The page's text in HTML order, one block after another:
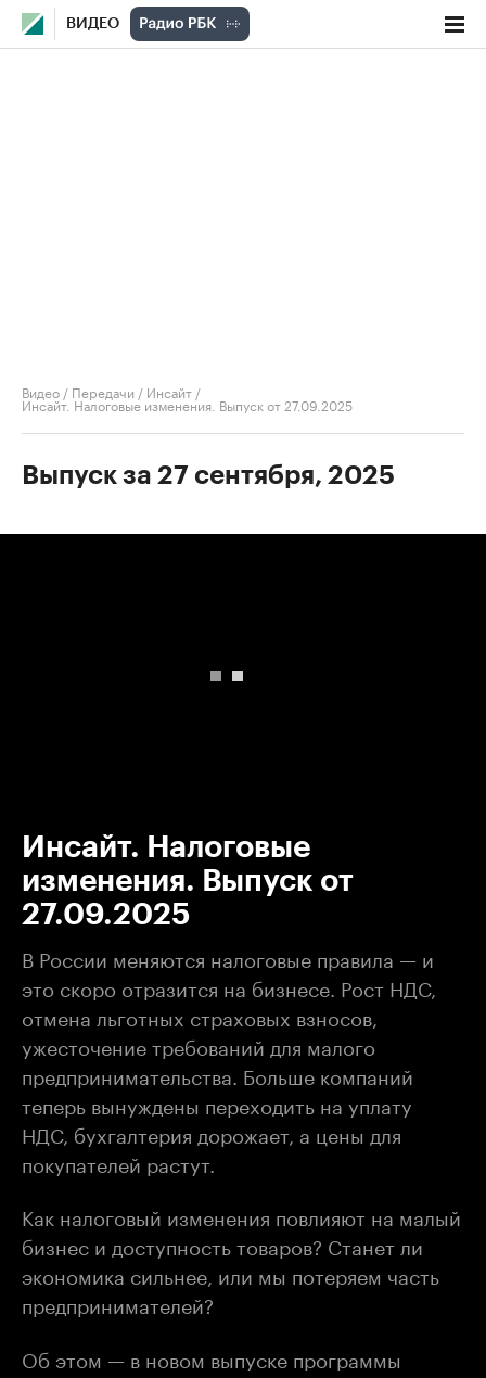
ВИДЕО
Видео / Передачи / Инсайт /
Инсайт. Налоговые изменения. Выпуск от 27.09.2025
Выпуск за 27 сентября, 2025
Инсайт. Налоговые
изменения. Выпуск от
27.09.2025
В России меняются налоговые правила — и
это скоро отразится на бизнесе. Рост НДС,
отмена льготных страховых взносов,
ужесточение требований для малого
предпринимательства. Больше компаний
теперь вынуждены переходить на уплату
НДС, бухгалтерия дорожает, а цены для
покупателей растут.
Как налоговый изменения повлияют на малый
бизнес и доступность товаров? Станет ли
экономика сильнее, или мы потеряем часть
предпринимателей?
Об этом — в новом выпуске программы